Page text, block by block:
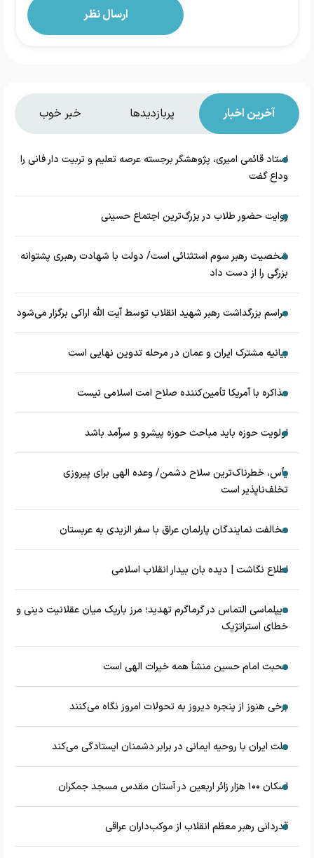
آخرین اخبار پربازدیدها خبر خوب
استاد قائمی امیری، پژوهشگر برجسته عرصه تعلیم و تربیت دار فانی را
وداع گفت
روایت حضور طلاب در بزرگ‌ترین اجتماع حسینی
شخصیت رهبر سوم استثنائی است/ دولت با شهادت رهبری پشتوانه
بزرگی را از دست داد
مراسم بزرگداشت رهبر شهید انقلاب توسط آیت الله اراکی برگزار می‌شود
بیانیه مشترک ایران و عمان در مرحله تدوین نهایی است
مذاکره با آمریکا تأمین‌کننده صلاح امت اسلامی نیست
اولویت حوزه باید مباحث حوزه پیشرو و سرآمد باشد
یأس، خطرناک‌ترین سلاح دشمن/ وعده الهی برای پیروزی
تخلف‌ناپذیر است
مخالفت نمایندگان پارلمان عراق با سفر الزیدی به عربستان
اطلاع نگاشت | دیده بان بیدار انقلاب اسلامی
دیپلماسی التماس در گرماگرم تهدید؛ مرز باریک میان عقلانیت دینی و
خطای استراتژیک
محبت امام حسین منشأ همه خیرات الهی است
برخی هنوز از پنجره دیروز به تحولات امروز نگاه می‌کنند
ملت ایران با روحیه ایمانی در برابر دشمنان ایستادگی می‌کند
اسکان ۱۰۰ هزار زائر اربعین در آستان مقدس مسجد جمکران
قدردانی رهبر معظم انقلاب از موکب‌داران عراقی